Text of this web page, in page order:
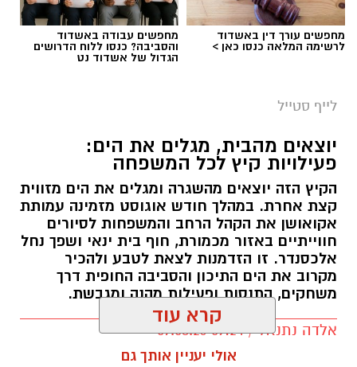
מחפשים עורך דין באשדוד
לרשימה המלאה כנסו כאן >
מחפשים עבודה באשדוד
והסביבה? כנסו ללוח הדרושים
הגדול של אשדוד נט
לייף סטייל
יוצאים מהבית, מגלים את הים:
פעילויות קיץ לכל המשפחה
הקיץ הזה יוצאים מהשגרה ומגלים את הים מזווית
קצת אחרת. במהלך חודש אוגוסט מזמינה עמותת
אקואושן את הקהל הרחב והמשפחות לסיורים
חווייתיים באזור מכמורת, חוף בית ינאי ושפך נחל
אלכסנדר. זו הזדמנות לצאת לטבע ולהכיר
מקרוב את הים התיכון והסביבה החופית דרך
משחקים, התנסות ופעילות מהנה ומגבשת.
אלדה נתנאל / 09:24 07.08.26
קרא עוד
אולי יעניין אותך גם